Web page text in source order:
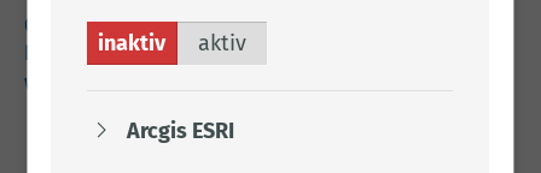
04471 15 0
kreishaus@lkclp.de
www.lkclp.de
Adresse
inaktiv aktiv
Arcgis ESRI